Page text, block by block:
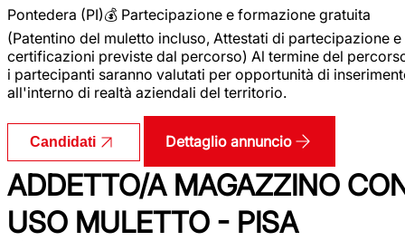
Pontedera (PI)💰 Partecipazione e formazione gratuita
(Patentino del muletto incluso, Attestati di partecipazione e
certificazioni previste dal percorso) Al termine del
i partecipanti saranno valutati per opportunità di
all'interno di realtà aziendali del territorio.
Candidati Dettaglio annuncio
ADDETTO/A MAGAZZINO
USO MULETTO - PISA